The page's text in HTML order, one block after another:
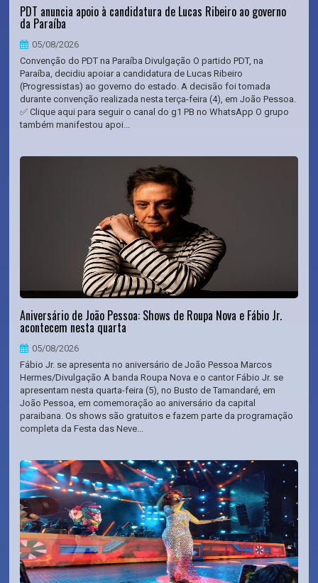
PDT anuncia apoio à candidatura de Lucas Ribeiro ao governo
da Paraíba
05/08/2026
Convenção do PDT na Paraíba Divulgação O partido PDT, na
Paraíba, decidiu apoiar a candidatura de Lucas Ribeiro
(Progressistas) ao governo do estado. A decisão foi tomada
durante convenção realizada nesta terça-feira (4), em João Pessoa.
✅ Clique aqui para seguir o canal do g1 PB no WhatsApp O grupo
também manifestou apoi...
Aniversário de João Pessoa: Shows de Roupa Nova e Fábio Jr.
acontecem nesta quarta
05/08/2026
Fábio Jr. se apresenta no aniversário de João Pessoa Marcos
Hermes/Divulgação A banda Roupa Nova e o cantor Fábio Jr. se
apresentam nesta quarta-feira (5), no Busto de Tamandaré, em
João Pessoa, em comemoração ao aniversário da capital
paraibana. Os shows são gratuitos e fazem parte da programação
completa da Festa das Neve...